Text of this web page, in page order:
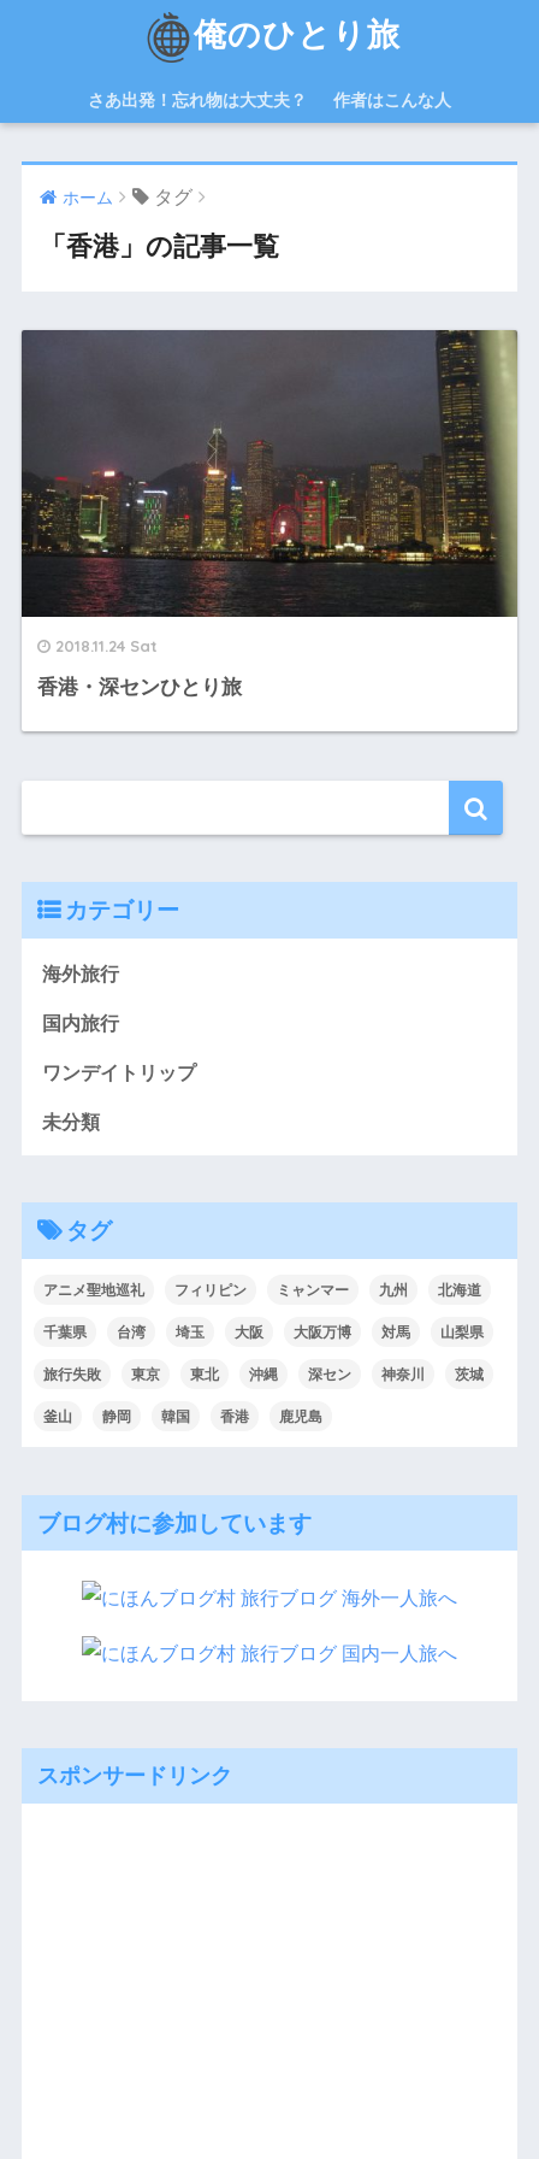
俺のひとり旅
さあ出発！忘れ物は大丈夫？ 作者はこんな人
ホーム タグ
「香港」の記事一覧
2018.11.24 Sat
香港・深センひとり旅
カテゴリー
海外旅行
国内旅行
ワンデイトリップ
未分類
タグ
アニメ聖地巡礼 フィリピン ミャンマー 九州
北海道
千葉県
台湾 埼玉 大阪 大阪万博 対馬
山梨県
旅行失敗
東京 東北 沖縄 深セン 神奈川
茨城
釜山
静岡 韓国 香港 鹿児島
ブログ村に参加しています
スポンサードリンク